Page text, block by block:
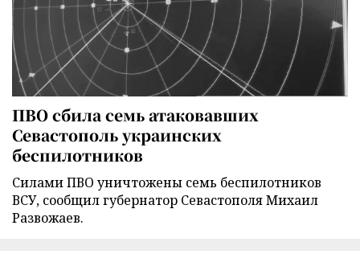
ПВО сбила семь атаковавших
Севастополь украинских
беспилотников
Силами ПВО уничтожены семь беспилотников
ВСУ, сообщил губернатор Севастополя Михаил
Развожаев.